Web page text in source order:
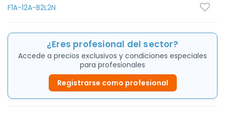
F1A-12A-B2L2N
¿Eres profesional del sector?
Accede a precios exclusivos y condiciones especiales
para profesionales
Registrarse como profesional